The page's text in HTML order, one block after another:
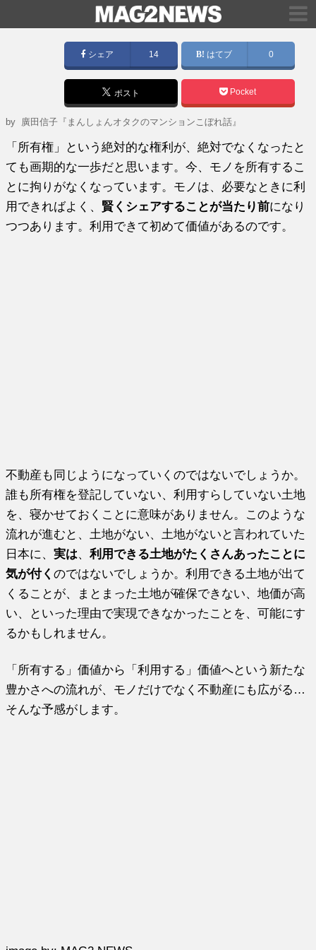
シェア 14 はてブ 0
ポスト Pocket
by 廣田信子『まんしょんオタクのマンションこぼれ話』
「所有権」という絶対的な権利が、絶対でなくなったと
ても画期的な一歩だと思います。今、モノを所有するこ
とに拘りがなくなっています。モノは、必要なときに利
用できればよく、 賢くシェアすることが当たり前になり
つつあります。利用できて初めて価値があるのです。
不動産も同じようになっていくのではないでしょうか。
誰も所有権を登記していない、利用すらしていない土地
を、寝かせておくことに意味がありません。このような
流れが進むと、土地がない、土地がないと言われていた
日本に、実は、利用できる土地がたくさんあったことに
気が付くのではないでしょうか。利用できる土地が出て
くることが、まとまった土地が確保できない、地価が高
い、といった理由で実現できなかったことを、可能にす
るかもしれません。
「所有する」価値から「利用する」価値へという新たな
豊かさへの流れが、モノだけでなく不動産にも広がる…
そんな予感がします。